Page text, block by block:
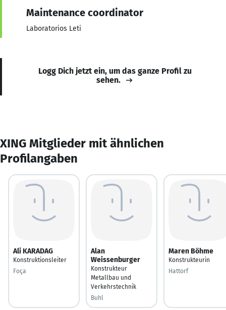
Maintenance coordinator
Laboratorios Leti
Logg Dich jetzt ein, um das ganze Profil zu
sehen.
XING Mitglieder mit ähnlichen
Profilangaben
Ali KARADAG
Konstruktionsleiter
Foça
Alan
Weissenburger
Konstrukteur
Metallbau und
Verkehrstechnik
Buhl
Maren Böhme
Konstrukteurin
Hattorf